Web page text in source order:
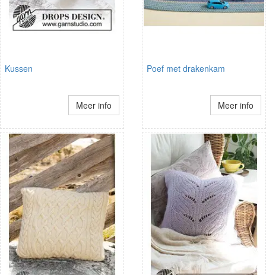
Kussen
Meer info
Poef met drakenkam
Meer info